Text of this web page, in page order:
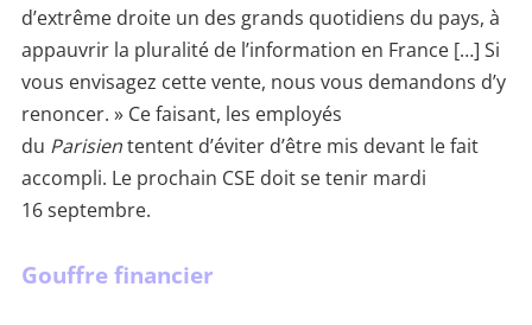
d’extrême droite un des grands quotidiens du pays, à
appauvrir la pluralité de l’information en France […] Si
vous envisagez cette vente, nous vous demandons d’y
renoncer. » Ce faisant, les employés
du Parisiententent d’éviter d’être mis devant le fait
accompli. Le prochain CSE doit se tenir mardi
16 septembre.
Gouffre financier